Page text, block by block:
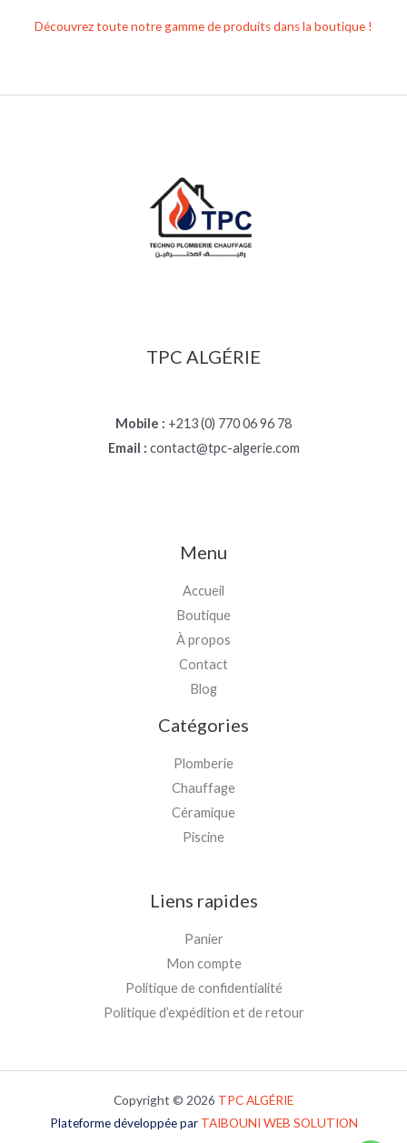
Découvrez toute notre gamme de produits dans la boutique !
TPC ALGÉRIE
Mobile : +213 (0) 770 06 96 78
Email : contact@tpc-algerie.com
Menu
Accueil
Boutique
À propos
Contact
Blog
Catégories
Plomberie
Chauffage
Céramique
Piscine
Liens rapides
Panier
Mon compte
Politique de confidentialité
Politique d’expédition et de retour
Copyright © 2026 TPCALGÉRIE
Plateforme développée par TAIBOUNI WEB SOLUTION